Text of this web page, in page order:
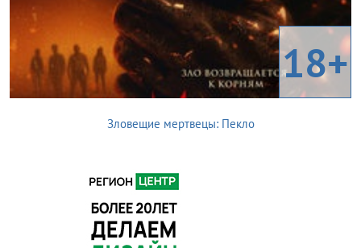
18+
Зловещие мертвецы: Пекло